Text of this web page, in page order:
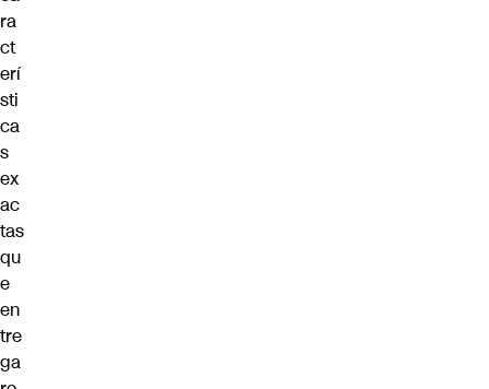
ra
ct
erí
sti
ca
s
ex
ac
tas
qu
e
en
tre
ga